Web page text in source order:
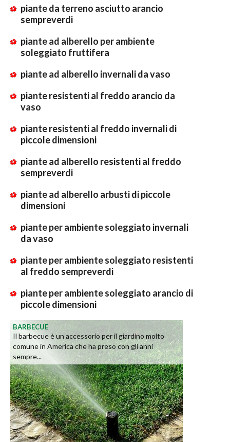
piante da terreno asciutto arancio
sempreverdi
piante ad alberello per ambiente
soleggiato fruttifera
piante ad alberello invernali da vaso
piante resistenti al freddo arancio da
vaso
piante resistenti al freddo invernali di
piccole dimensioni
piante ad alberello resistenti al freddo
sempreverdi
piante ad alberello arbusti di piccole
dimensioni
piante per ambiente soleggiato invernali
da vaso
piante per ambiente soleggiato resistenti
al freddo sempreverdi
piante per ambiente soleggiato arancio di
piccole dimensioni
BARBECUE
Il barbecue è un accessorio per il giardino molto
comune in America che ha preso con gli anni
sempre...